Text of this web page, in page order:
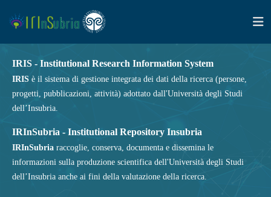
IRIS - Institutional Research Information System
IRIS è il sistema di gestione integrata dei dati della ricerca (persone,
progetti, pubblicazioni, attività) adottato dall'Università degli Studi
dell’Insubria.
IRInSubria - Institutional Repository Insubria
IRInSubria raccoglie, conserva, documenta e dissemina le
informazioni sulla produzione scientifica dell'Università degli Studi
dell’Insubria anche ai fini della valutazione della ricerca.